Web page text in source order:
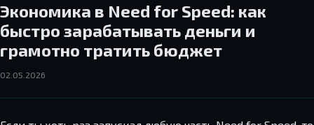
Экономика в Need for Speed: как
быстро зарабатывать деньги и
грамотно тратить бюджет
02.05.2026